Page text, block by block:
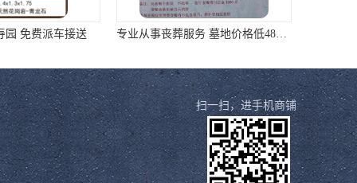
园 免费派车接送 专业从事丧葬服务 墓地价格低4800元起
扫一扫，进手机商铺